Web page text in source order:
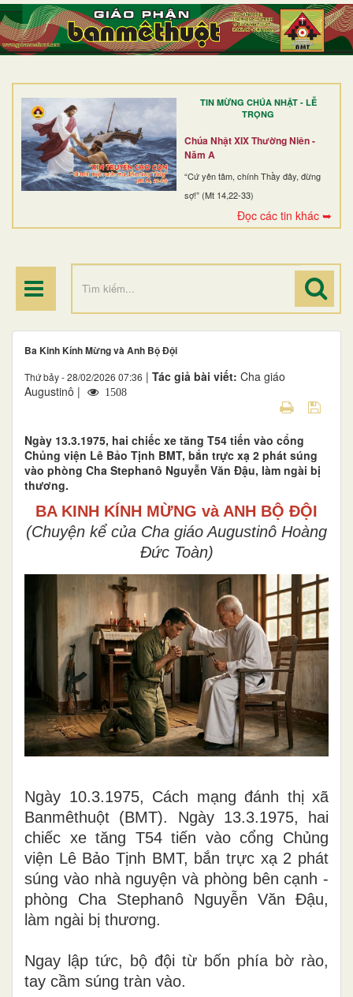
TIN MỪNG CHÚA NHẬT - LỄ
TRỌNG
Chúa Nhật XIX Thường Niên -
Năm A
“Cứ yên tâm, chính Thầy đây, đừng
sợ!” (Mt 14,22-33)
Đọc các tin khác ➥
TRANG NHẤT
GIỚI THIỆU
DÒNG TU
BAN MỤC VỤ
ĐOÀN THỂ CG
ĐIỂM HÀNH HƯƠNG
Ba Kinh Kính Mừng và Anh Bộ Đội
Thứ bảy - 28/02/2026 07:36 | Tác giả bài viết: Cha giáo
Augustinô |
1508
Ngày 13.3.1975, hai chiếc xe tăng T54 tiến vào cổng
Chủng viện Lê Bảo Tịnh BMT, bắn trực xạ 2 phát súng
vào phòng Cha Stephanô Nguyễn Văn Đậu, làm ngài bị
thương.
BA KINH KÍNH MỪNG và ANH BỘ ĐỘI
(Chuyện kể của Cha giáo Augustinô Hoàng
Đức Toàn)
Ngày 10.3.1975, Cách mạng đánh thị xã
Banmêthuột (BMT). Ngày 13.3.1975, hai
chiếc xe tăng T54 tiến vào cổng Chủng
viện Lê Bảo Tịnh BMT, bắn trực xạ 2 phát
súng vào nhà nguyện và phòng bên cạnh -
phòng Cha Stephanô Nguyễn Văn Đậu,
làm ngài bị thương.
Ngay lập tức, bộ đội từ bốn phía bờ rào,
tay cầm súng tràn vào.